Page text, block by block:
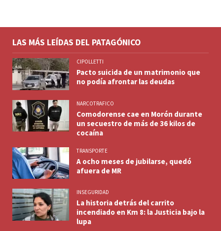
LAS MÁS LEÍDAS DEL PATAGÓNICO
CIPOLLETTI
Pacto suicida de un matrimonio que
no podía afrontar las deudas
NARCOTRAFICO
Comodorense cae en Morón durante
un secuestro de más de 36 kilos de
cocaína
TRANSPORTE
A ocho meses de jubilarse, quedó
afuera de MR
INSEGURIDAD
La historia detrás del carrito
incendiado en Km 8: la Justicia bajo la
lupa